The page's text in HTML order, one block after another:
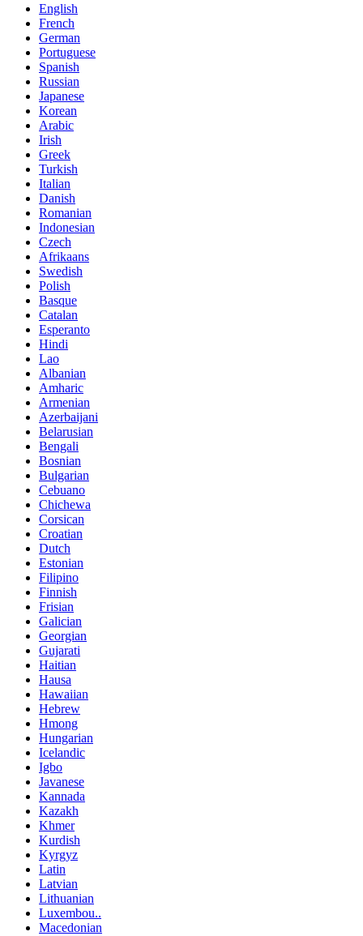
English
French
German
Portuguese
Spanish
Russian
Japanese
Korean
Arabic
Irish
Greek
Turkish
Italian
Danish
Romanian
Indonesian
Czech
Afrikaans
Swedish
Polish
Basque
Catalan
Esperanto
Hindi
Lao
Albanian
Amharic
Armenian
Azerbaijani
Belarusian
Bengali
Bosnian
Bulgarian
Cebuano
Chichewa
Corsican
Croatian
Dutch
Estonian
Filipino
Finnish
Frisian
Galician
Georgian
Gujarati
Haitian
Hausa
Hawaiian
Hebrew
Hmong
Hungarian
Icelandic
Igbo
Javanese
Kannada
Kazakh
Khmer
Kurdish
Kyrgyz
Latin
Latvian
Lithuanian
Luxembou..
Macedonian